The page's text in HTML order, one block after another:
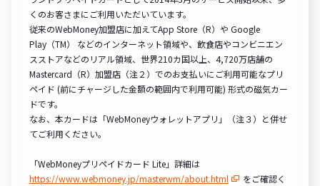
くのお客さまにご利用いただいています。
従来のWebMoney加盟店に加えてApp Store（R）や Google
Play（TM） などのインターネット領域や、飲食店やコンビニエン
スストアなどのリアル領域、世界210カ国以上、4,720万店舗の
Mastercard（R）加盟店（注２）でのお支払いにご利用可能なプリ
ペイド (前にチャージした金額の範囲内で利用可能) 形式の磁気カー
ドです。
なお、本カードは「WebMoneyウォレットアプリ」（注３）と併せ
てご利用ください。
「WebMoneyプリペイドカード Lite」詳細は
https://www.webmoney.jp/masterwm/about.html
をご確認く